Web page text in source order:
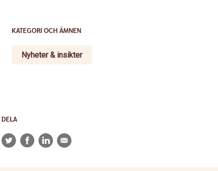
KATEGORI OCH ÄMNEN
Nyheter & insikter
DELA
TwitterFacebookLinkedIn
E-
post